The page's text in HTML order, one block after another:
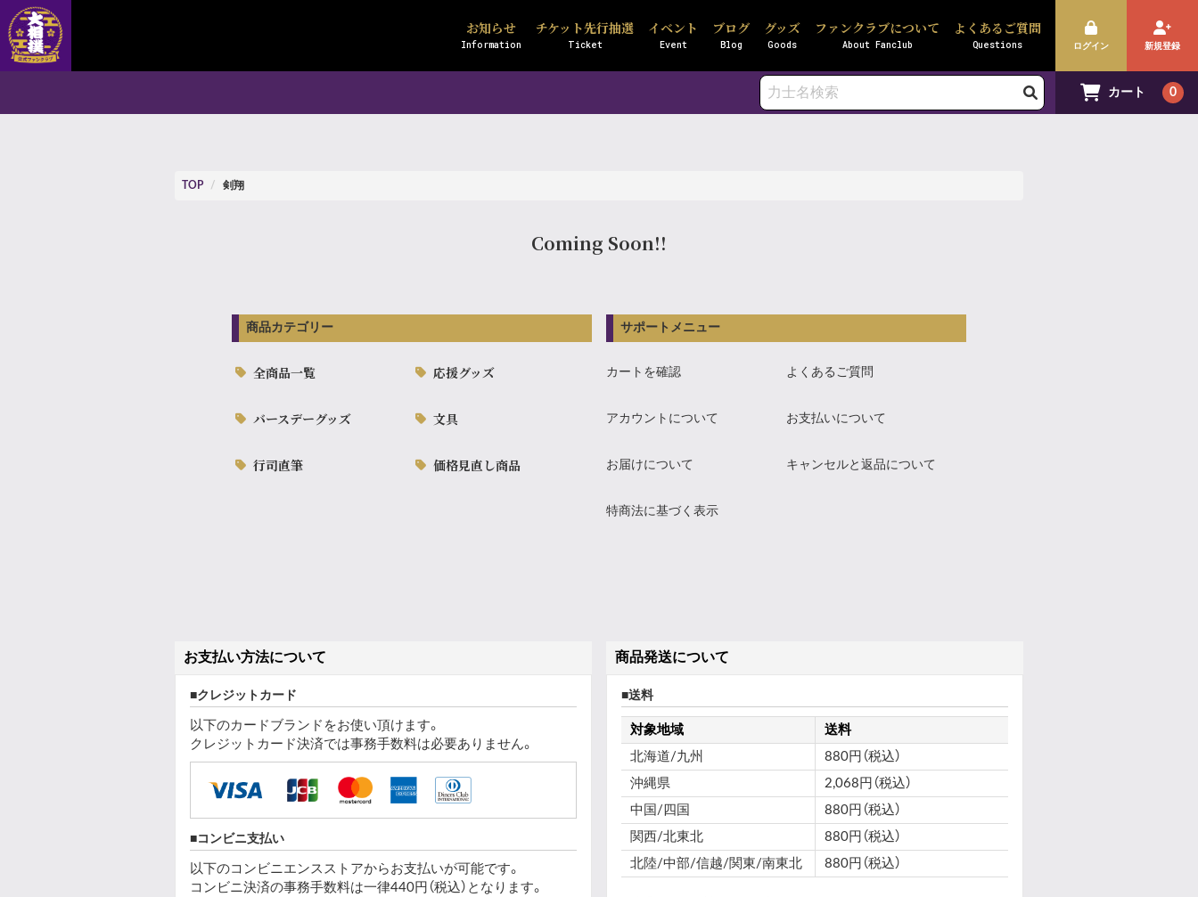
お知らせ
Information
チケット先行抽選
Ticket
イベント
Event
ブログ
Blog
グッズ
Goods
ファンクラブについて
About Fanclub
よくあるご質問
Questions ログイン 新規登録
カート 0
TOP 剣翔
Coming Soon!!
商品カテゴリー
全商品一覧 応援グッズ
バースデーグッズ 文具
行司直筆 価格見直し商品
サポートメニュー
カートを確認 よくあるご質問
アカウントについて お支払いについて
お届けについて キャンセルと返品について
特商法に基づく表示
お支払い方法について
クレジットカード
以下のカードブランドをお使い頂けます。
クレジットカード決済では事務手数料は必要ありません。
コンビニ支払い
以下のコンビニエンスストアからお支払いが可能です。
コンビニ決済の事務手数料は一律440円（税込）となります。
商品発送について
送料
対象地域
送料
北海道/九州
880円（税込）
沖縄県
2,068円（税込）
中国/四国
880円（税込）
関西/北東北
880円（税込）
北陸/中部/信越/関東/南東北
880円（税込）